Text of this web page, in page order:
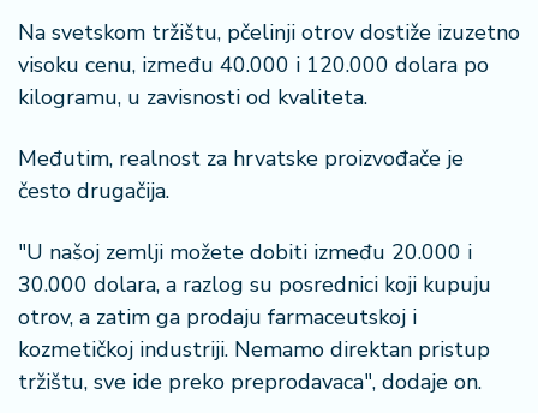
Na svetskom tržištu, pčelinji otrov dostiže izuzetno
visoku cenu, između 40.000 i 120.000 dolara po
kilogramu, u zavisnosti od kvaliteta.
Međutim, realnost za hrvatske proizvođače je
često drugačija.
"U našoj zemlji možete dobiti između 20.000 i
30.000 dolara, a razlog su posrednici koji kupuju
otrov, a zatim ga prodaju farmaceutskoj i
kozmetičkoj industriji. Nemamo direktan pristup
tržištu, sve ide preko preprodavaca", dodaje on.